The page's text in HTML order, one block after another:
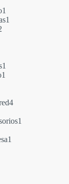
1
producto
1
1
1
44
1
1